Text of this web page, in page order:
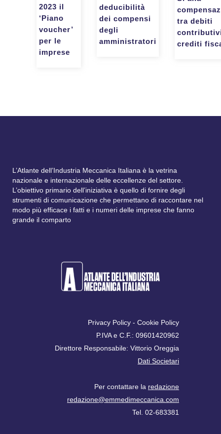
2023 il
‘Piano
voucher’
per le
imprese
deducibilità
dei compensi
degli
amministratori
tra debiti
crediti
L’Atlante dell’Industria Meccanica Italiana è la vetrina
nazionale e internazionale delle eccellenze del settore.
L’obiettivo primario dell’iniziativa è quello di fornire degli
strumenti di comunicazione che permettano di raccontare nel
modo più efficace i fatti e i numeri delle imprese che fanno
grande il comparto
Privacy Policy - Cookie Policy
P.IVA e C.F.: 09601420962
Direttore Responsabile: Vittorio Oreggia
Dati Societari
Per contattare la redazione
redazione@emmedimeccanica.com
Tel. 02-683381